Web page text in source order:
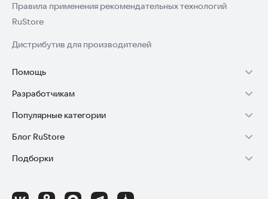
Правила применения рекомендательных технологий
RuStore
Дистрибутив для производителей
Помощь
Установка RuStore на TV
Установка RuStore на телефон
Установка RuStore в машину
Помощь пользователям RuStore
Разработчикам
Зарабатывать с RuStore
Стать разработчиком
Доступ к RuStore Консоль
Популярные категории
Игры для Android
Приложения банков
Блог RuStore
Обзоры игр для Android 2025
Подборки